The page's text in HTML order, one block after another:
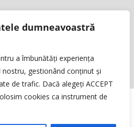
dumneavoastră
a îmbunătăți experiența
gestionând conținut și
de trafic. Dacă alegeți ACCEPT
cookies ca instrument de